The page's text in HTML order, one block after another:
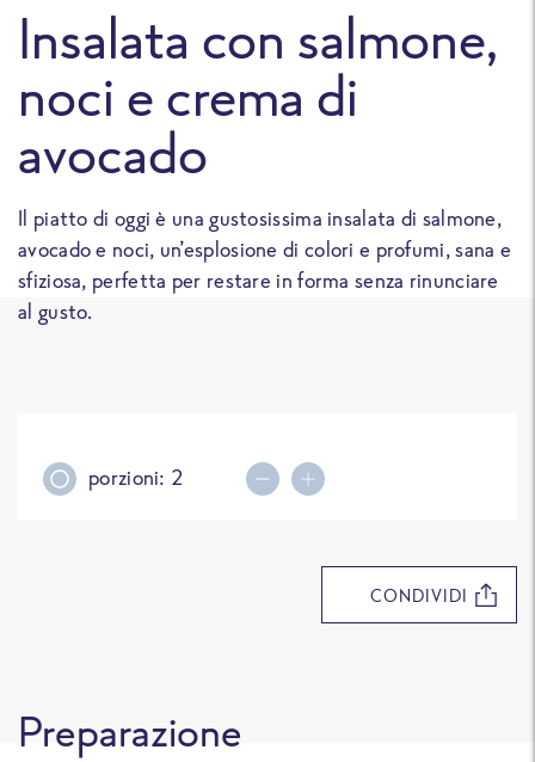
Insalata con salmone,
noci e crema di
avocado
Il piatto di oggi è una gustosissima insalata di salmone,
avocado e noci, un’esplosione di colori e profumi, sana e
sfiziosa, perfetta per restare in forma senza rinunciare
al gusto.
porzioni: 2
CONDIVIDI
Preparazione